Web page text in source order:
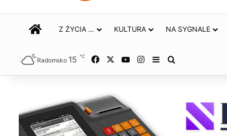
STRONA GŁÓWNA
Z ŻYCIA … KULTURA NA SYGNALE
Radomsko 15 ℃ Facebook YouTubeInstagram
Sidebar